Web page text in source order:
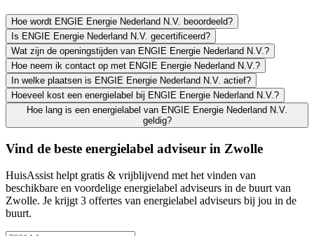
Hoe wordt ENGIE Energie Nederland N.V. beoordeeld?
Is ENGIE Energie Nederland N.V. gecertificeerd?
Wat zijn de openingstijden van ENGIE Energie Nederland N.V.?
Hoe neem ik contact op met ENGIE Energie Nederland N.V.?
In welke plaatsen is ENGIE Energie Nederland N.V. actief?
Hoeveel kost een energielabel bij ENGIE Energie Nederland N.V.?
Hoe lang is een energielabel van ENGIE Energie Nederland N.V.
geldig?
Vind de beste energielabel adviseur in Zwolle
HuisAssist helpt gratis & vrijblijvend met het vinden van
beschikbare en voordelige energielabel adviseurs in de buurt van
Zwolle. Je krijgt 3 offertes van energielabel adviseurs bij jou in de
buurt.